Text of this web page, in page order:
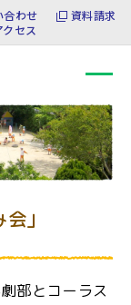
合わせ
資料請求
セス
」
部とコーラス